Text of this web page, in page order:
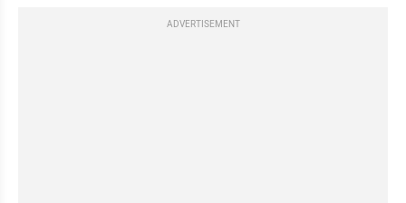
ADVERTISEMENT